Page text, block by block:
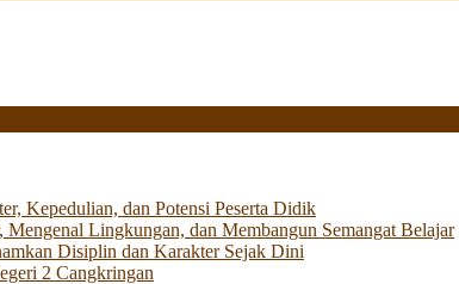
Kepedulian, dan Potensi Peserta Didik
Lingkungan, dan Membangun Semangat Belajar
Disiplin dan Karakter Sejak Dini
2 Cangkringan